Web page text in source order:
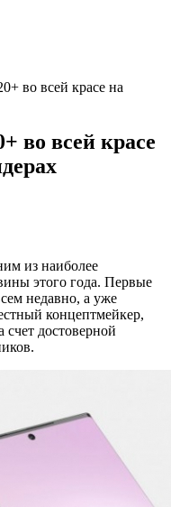
во всей красе на
во всей красе
из наиболее
этого года. Первые
недавно, а уже
концептмейкер,
счет достоверной